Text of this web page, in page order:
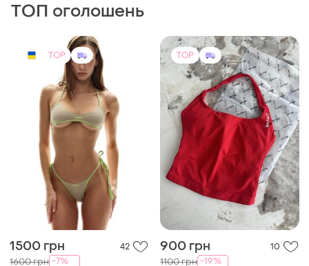
ТОП оголошень
TOP
1500 грн 42
1600 грн -7%
TOP
900 грн 10
1100 грн -19%